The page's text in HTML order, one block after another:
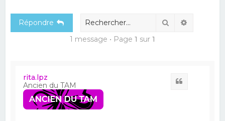
Répondre Rechercher
1 message • Page 1 sur 1
rita.lpz
Ancien du TAM